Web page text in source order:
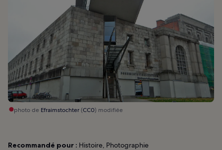
photo de Efraimstochter(CC0) modifiée
Recommandé pour : Histoire, Photographie